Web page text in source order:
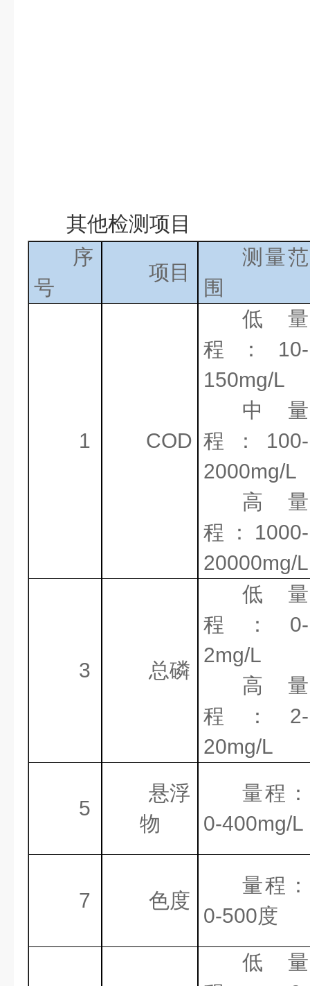
其他检测项目
序
号
项目
测量范
围
1 COD
低量
程： 10-
150mg/L
中量
程： 100-
2000mg/L
高量
程： 1000-
20000mg/L
3 总磷
低量
程： 0-
2mg/L
高量
程： 2-
20mg/L
5
悬浮
物
量程：
0-400mg/L
7 色度
量程：
0-500度
低量